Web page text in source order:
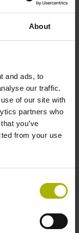
About
and ads, to
our traffic.
of our site with
partners who
you’ve
from your use
heb gelezen en
gebruikt
GmbH uw